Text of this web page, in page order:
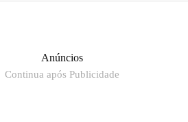
Anúncios
Continua após Publicidade